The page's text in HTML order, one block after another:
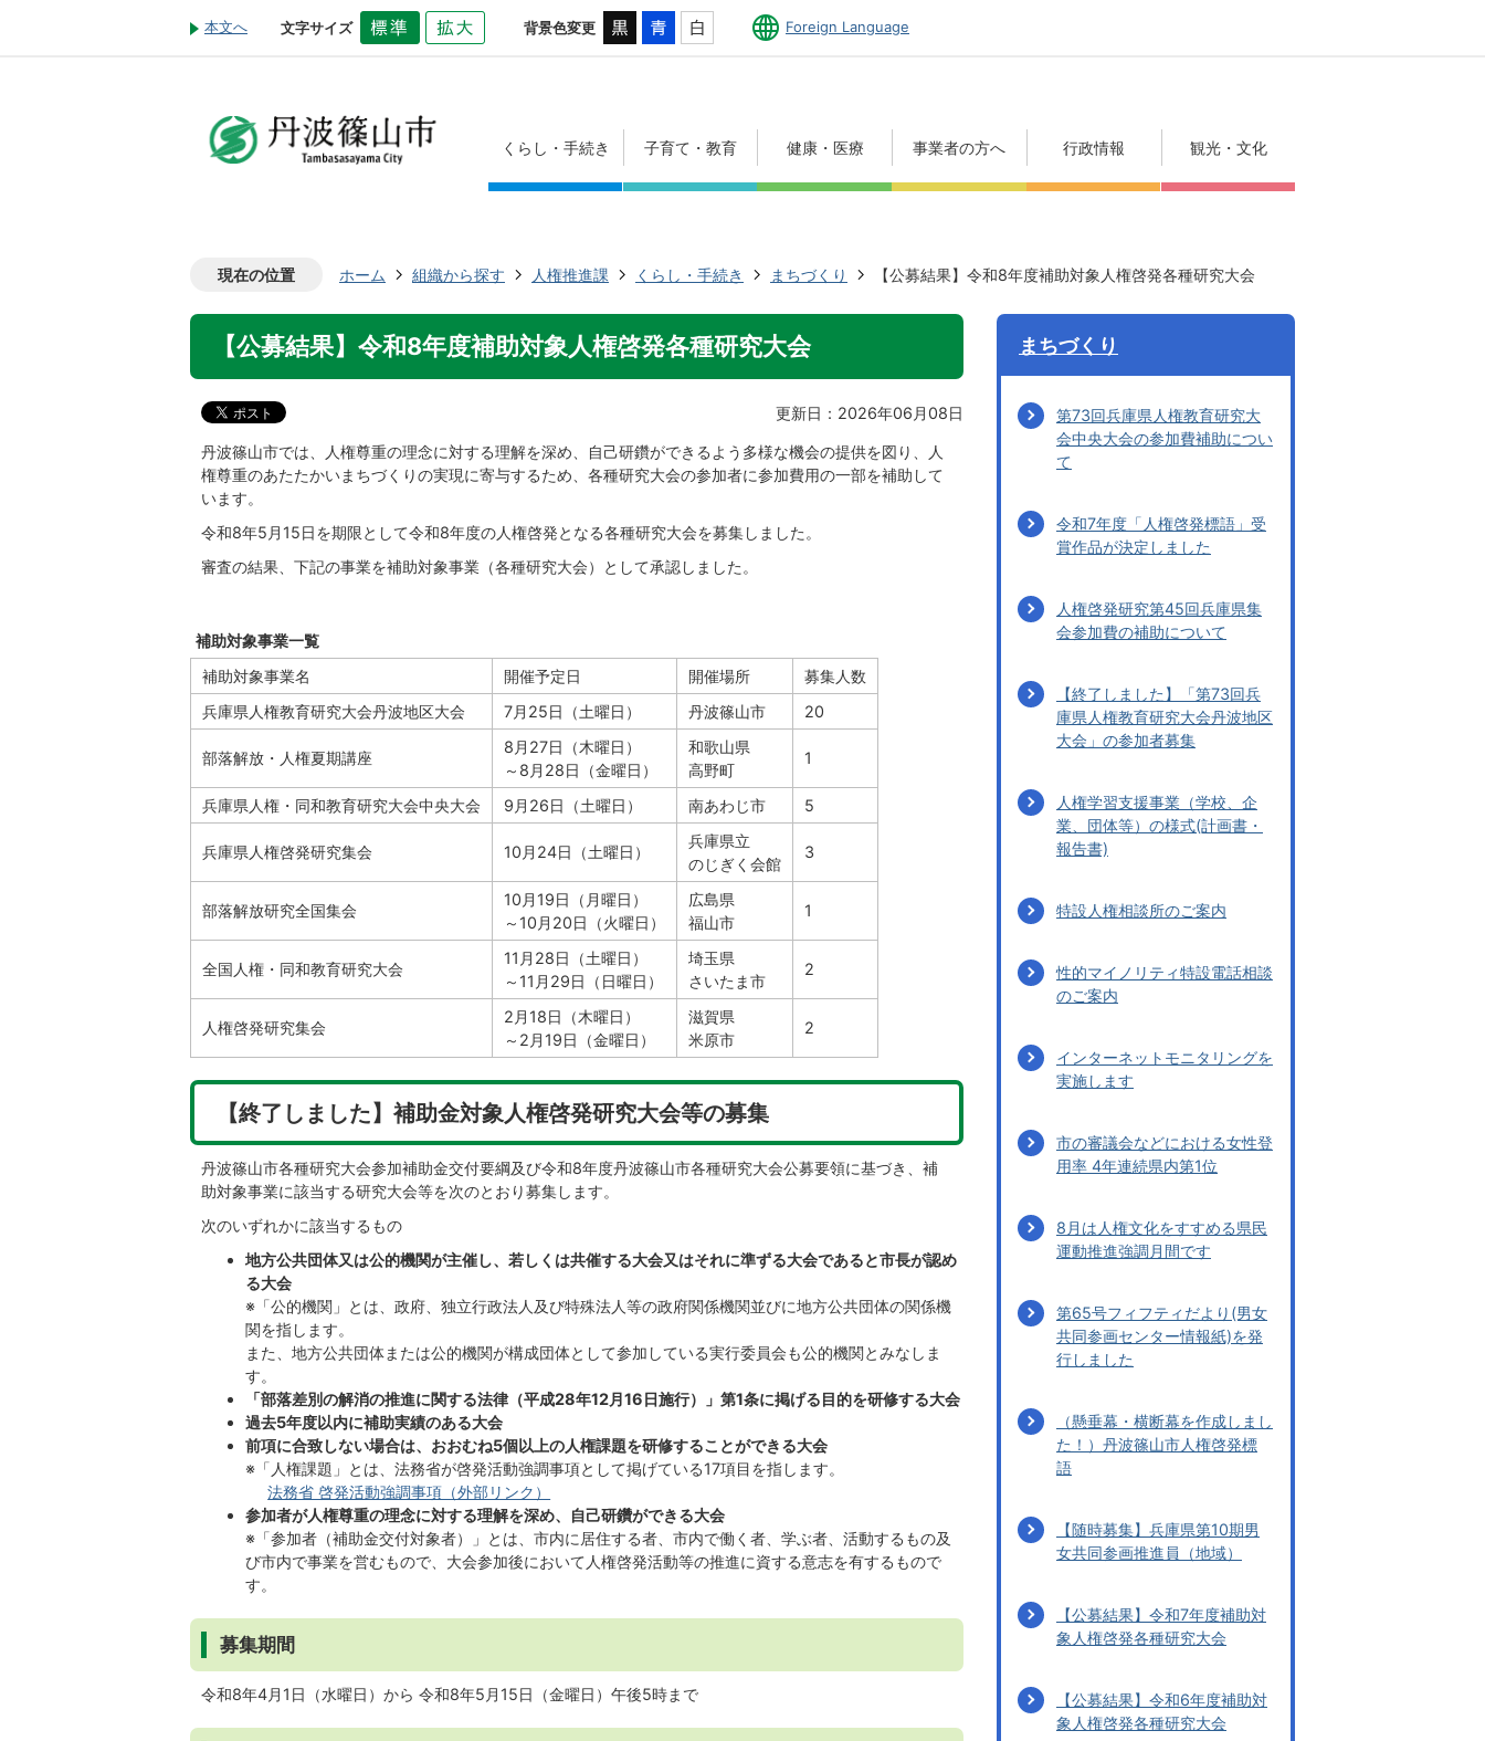
本文へ 文字サイズ 背景色変更 Foreign Language
くらし・手続き 子育て・教育 健康・医療 事業者の方へ 行政情報 観光・文化
現在の位置 ホーム 組織から探す 人権推進課 くらし・手続き まちづくり 【公募結果】令和8年度補助対象人権啓発各種研究大会
【公募結果】令和8年度補助対象人権啓発各種研究大会
更新日：2026年06月08日
丹波篠山市では、人権尊重の理念に対する理解を深め、自己研鑽ができるよう多様な機会の提供を図り、人
権尊重のあたたかいまちづくりの実現に寄与するため、各種研究大会の参加者に参加費用の一部を補助して
います。
令和8年5月15日を期限として令和8年度の人権啓発となる各種研究大会を募集しました。
審査の結果、下記の事業を補助対象事業（各種研究大会）として承認しました。
補助対象事業一覧
補助対象事業名
開催予定日 開催場所
募集人数
兵庫県人権教育研究大会丹波地区大会
7月25日（土曜日） 丹波篠山市 20
部落解放・人権夏期講座
8月27日（木曜日）
～8月28日（金曜日）
和歌山県
高野町
1
兵庫県人権・同和教育研究大会中央大会 9月26日（土曜日） 南あわじ市 5
兵庫県人権啓発研究集会 10月24日（土曜日）
兵庫県立
のじぎく会館
3
部落解放研究全国集会
10月19日（月曜日）
～10月20日（火曜日）
広島県
福山市
1
全国人権・同和教育研究大会
11月28日（土曜日）
～11月29日（日曜日）​
埼玉県
さいたま市
2
人権啓発研究集会
2月18日（木曜日）
～2月19日（金曜日）​
滋賀県
米原市
2
【終了しました】補助金対象人権啓発研究大会等の募集
丹波篠山市各種研究大会参加補助金交付要綱及び令和8年度丹波篠山市各種研究大会公募要領に基づき、補
助対象事業に該当する研究大会等を次のとおり募集します。
次のいずれかに該当するもの
地方公共団体又は公的機関が主催し、若しくは共催する大会又はそれに準ずる大会であると市長が認め
る大会
※「公的機関」とは、政府、独立行政法人及び特殊法人等の政府関係機関並びに地方公共団体の関係機
関を指します。
また、地方公共団体または公的機関が構成団体として参加している実行委員会も公的機関とみなしま
す。
「部落差別の解消の推進に関する法律（平成28年12月16日施行）」第1条に掲げる目的を研修する大会
過去5年度以内に補助実績のある大会
前項に合致しない場合は、おおむね5個以上の人権課題を研修することができる大会
※「人権課題」とは、法務省が啓発活動強調事項として掲げている17項目を指します。
法務省 啓発活動強調事項（外部リンク）
参加者が人権尊重の理念に対する理解を深め、自己研鑽ができる大会
※「参加者（補助金交付対象者）」とは、市内に居住する者、市内で働く者、学ぶ者、活動するもの及
び市内で事業を営むもので、大会参加後において人権啓発活動等の推進に資する意志を有するもので
す。
募集期間
令和8年4月1日（水曜日）から 令和8年5月15日（金曜日）午後5時まで​​
まちづくり
第73回兵庫県人権教育研究大
会中央大会の参加費補助につい
て
令和7年度「人権啓発標語」受
賞作品が決定しました
人権啓発研究第45回兵庫県集
会参加費の補助について
【終了しました】「第73回兵
庫県人権教育研究大会丹波地区
大会」の参加者募集
人権学習支援事業（学校、企
業、団体等）の様式(計画書・
報告書)
特設人権相談所のご案内
性的マイノリティ特設電話相談
のご案内
インターネットモニタリングを
実施します
市の審議会などにおける女性登
用率 4年連続県内第1位
8月は人権文化をすすめる県民
運動推進強調月間です
第65号フィフティだより(男女
共同参画センター情報紙)を発
行しました
（懸垂幕・横断幕を作成しまし
た！）丹波篠山市人権啓発標
語
【随時募集】兵庫県第10期男
女共同参画推進員（地域）
【公募結果】令和7年度補助対
象人権啓発各種研究大会
【公募結果】令和6年度補助対
象人権啓発各種研究大会